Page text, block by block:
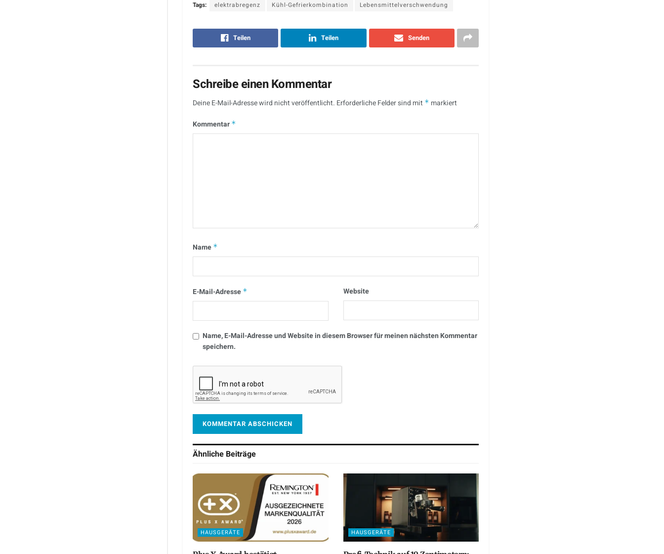
Tags: elektrabregenz Kühl-Gefrierkombination Lebensmittelverschwendung
Teilen Teilen Senden
Schreibe einen Kommentar
Deine E-Mail-Adresse wird nicht veröffentlicht. Erforderliche Felder sind mit * markiert
Kommentar *
Name *
E-Mail-Adresse * Website
Name, E-Mail-Adresse und Website in diesem Browser für meinen nächsten Kommentar
speichern.
Ähnliche Beiträge
HAUSGERÄTE HAUSGERÄTE